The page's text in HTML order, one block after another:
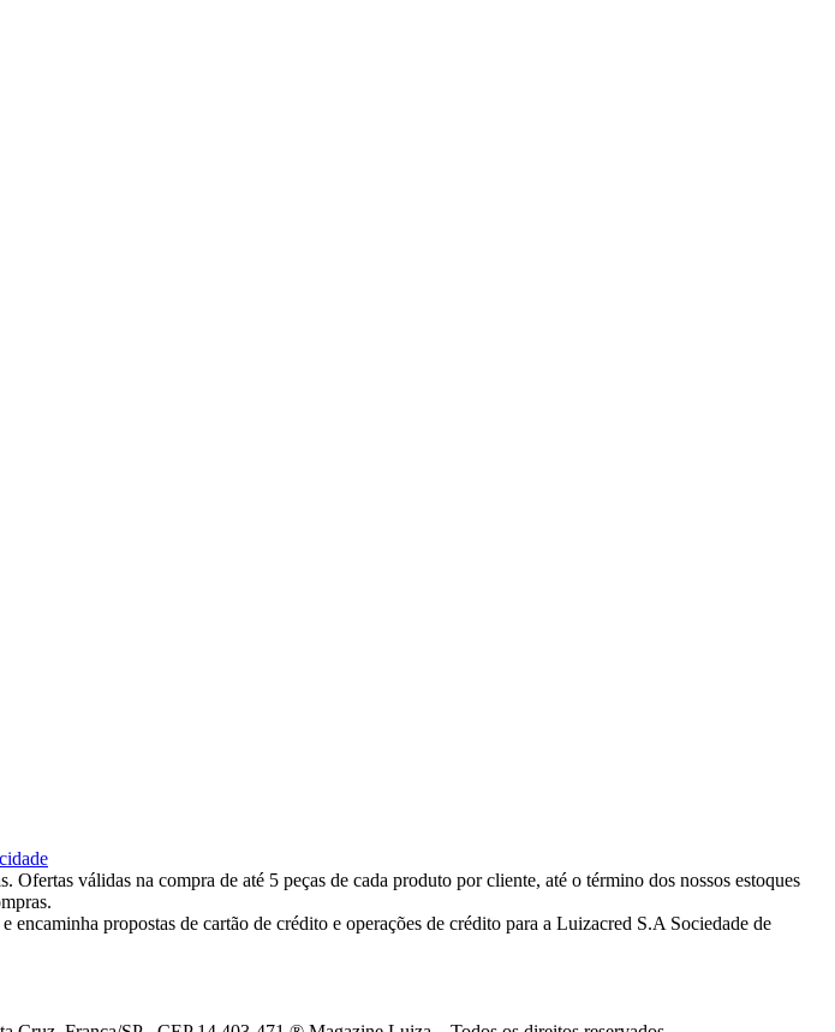
válidas na compra de até 5 peças de cada produto por cliente, até o término dos nossos estoques
propostas de cartão de crédito e operações de crédito para a Luizacred S.A Sociedade de